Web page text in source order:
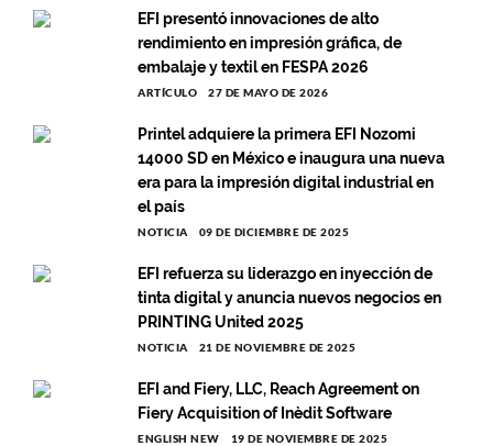
EFI presentó innovaciones de alto
rendimiento en impresión gráfica, de
embalaje y textil en FESPA 2026
ARTÍCULO 27 DE MAYO DE 2026
Printel adquiere la primera EFI Nozomi
14000 SD en México e inaugura una nueva
era para la impresión digital industrial en
el país
NOTICIA 09 DE DICIEMBRE DE 2025
EFI refuerza su liderazgo en inyección de
tinta digital y anuncia nuevos negocios en
PRINTING United 2025
NOTICIA 21 DE NOVIEMBRE DE 2025
EFI and Fiery, LLC, Reach Agreement on
Fiery Acquisition of Inèdit Software
ENGLISH NEW 19 DE NOVIEMBRE DE 2025